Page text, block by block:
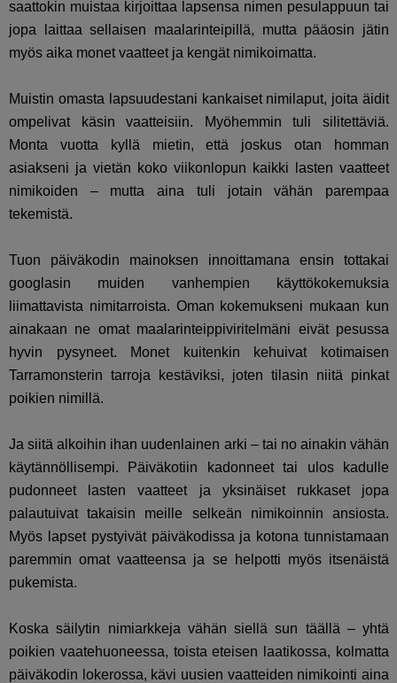
saattokin muistaa kirjoittaa lapsensa nimen pesulappuun tai
jopa laittaa sellaisen maalarinteipillä, mutta pääosin jätin
myös aika monet vaatteet ja kengät nimikoimatta.
Muistin omasta lapsuudestani kankaiset nimilaput, joita äidit
ompelivat käsin vaatteisiin. Myöhemmin tuli silitettäviä.
Monta vuotta kyllä mietin, että joskus otan homman
asiakseni ja vietän koko viikonlopun kaikki lasten vaatteet
nimikoiden – mutta aina tuli jotain vähän parempaa
tekemistä.
Tuon päiväkodin mainoksen innoittamana ensin tottakai
googlasin muiden vanhempien käyttökokemuksia
liimattavista nimitarroista. Oman kokemukseni mukaan kun
ainakaan ne omat maalarinteippiviritelmäni eivät pesussa
hyvin pysyneet. Monet kuitenkin kehuivat kotimaisen
Tarramonsterin tarroja kestäviksi, joten tilasin niitä pinkat
poikien nimillä.
Ja siitä alkoihin ihan uudenlainen arki – tai no ainakin vähän
käytännöllisempi. Päiväkotiin kadonneet tai ulos kadulle
pudonneet lasten vaatteet ja yksinäiset rukkaset jopa
palautuivat takaisin meille selkeän nimikoinnin ansiosta.
Myös lapset pystyivät päiväkodissa ja kotona tunnistamaan
paremmin omat vaatteensa ja se helpotti myös itsenäistä
pukemista.
Koska säilytin nimiarkkeja vähän siellä sun täällä – yhtä
poikien vaatehuoneessa, toista eteisen laatikossa, kolmatta
päiväkodin lokerossa, kävi uusien vaatteiden nimikointi aina